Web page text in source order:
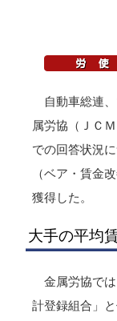
自動車総連
属労協（ＪＣ
での回答状況
（ベア・賃金
獲得した。
大手の平均
金属労協で
計登録組合」